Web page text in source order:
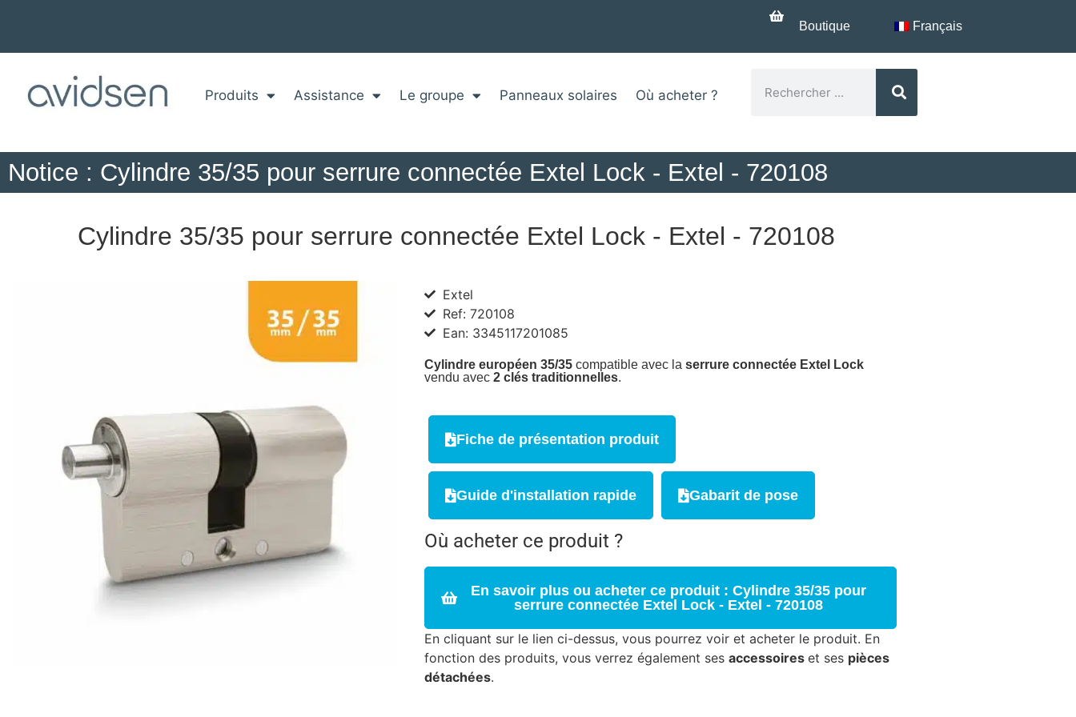
Boutique Français
Produits Assistance Le groupe Panneaux solaires Où acheter ?
Notice : Cylindre 35/35 pour serrure connectée Extel Lock - Extel - 720108
Cylindre 35/35 pour serrure connectée Extel Lock - Extel - 720108
Extel
Ref: 720108
Ean: 3345117201085
Cylindre européen 35/35 compatible avec la serrure connectée Extel Lock
vendu avec 2 clés traditionnelles.
Fiche de présentation produit
Guide d'installation rapide Gabarit de pose
Où acheter ce produit ?
En savoir plus ou acheter ce produit : Cylindre 35/35 pour
serrure connectée Extel Lock - Extel - 720108
En cliquant sur le lien ci-dessus, vous pourrez voir et acheter le produit. En
fonction des produits, vous verrez également ses accessoires et ses pièces
détachées.